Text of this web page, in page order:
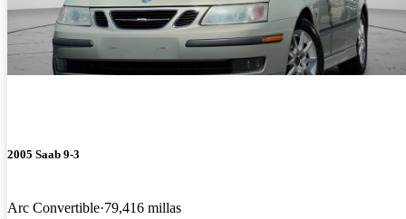
2005 Saab 9-3
Arc Convertible 79,416 millas